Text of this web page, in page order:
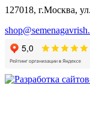
127018, г.Москва,